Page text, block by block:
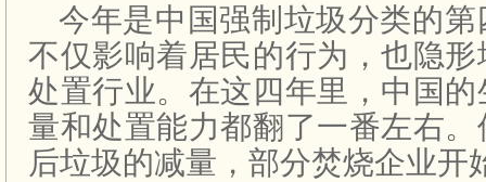
今年是中国强制垃圾分类的
不仅影响着居民的行为，也隐
处置行业。在这四年里，中国的
量和处置能力都翻了一番左右
后垃圾的减量，部分焚烧企业开